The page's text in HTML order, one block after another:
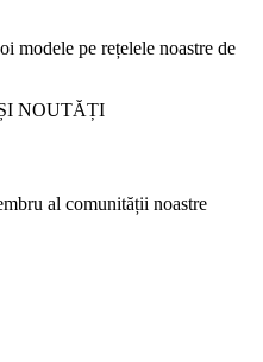
modele pe rețelele noastre de
NOUTĂȚI
al comunității noastre